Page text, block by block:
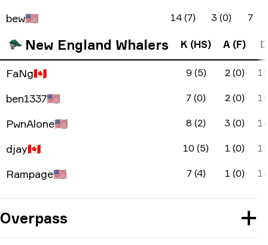
bew🇺🇸 14 (7) 3 (0) 7
New England Whalers K (HS) A (F) D
FaNg🇨🇦 9 (5) 2 (0)
ben1337🇺🇸 7 (0) 2 (0)
PwnAlone🇺🇸 8 (2) 3 (0)
djay🇨🇦 10 (5) 1 (0)
Rampage🇺🇸 7 (4) 1 (0)
Overpass